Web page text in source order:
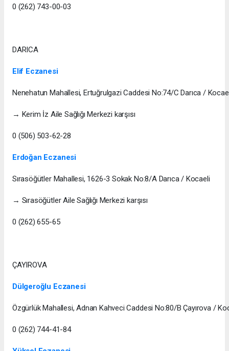
0 (262) 743-00-03
DARICA
Elif Eczanesi
Nenehatun Mahallesi, Ertuğrulgazi Caddesi No:74/C Darıca /
→ Kerim İz Aile Sağlığı Merkezi karşısı
0 (506) 503-62-28
Erdoğan Eczanesi
Sırasöğütler Mahallesi, 1626-3 Sokak No:8/A Darıca / Kocaeli
→ Sırasöğütler Aile Sağlığı Merkezi karşısı
0 (262) 655-65
ÇAYIROVA
Dülgeroğlu Eczanesi
Özgürlük Mahallesi, Adnan Kahveci Caddesi No:80/B Çayırova /
0 (262) 744-41-84